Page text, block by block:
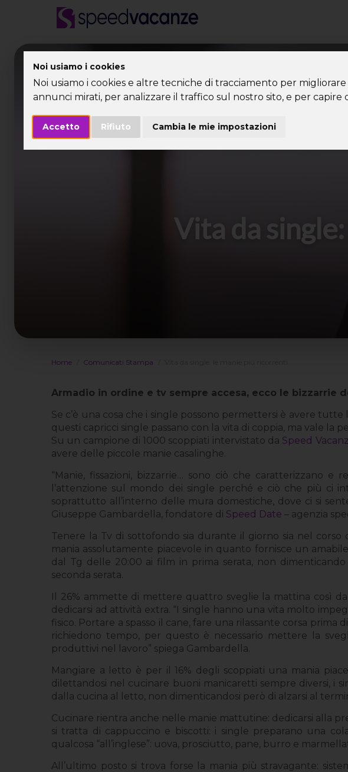
Noi usiamo i cookies
Noi usiamo i cookies e altre tecniche di tracciamento per
annunci mirati, per analizzare il traffico sul nostro sito, e per capire
Accetto Rifiuto Cambia le mie impostazioni
Vita da
Home Comunicati Stampa
Armadio in ordine e tv sempre accesa, ecco le bizzarrie
Se c’è una cosa che i single possono permettersi è avere
questi capricci single passano con la vita di coppia, ma vale la
Su un campione di 1000 scoppiati intervistato da Speed
avere delle piccole manie casalinghe.
“Manie, fissazioni, bizzarrie… sono ciò che caratterizzano
l’attenzione sul mondo dei single perché e ciò che più ci
soprattutto all’interno delle mura domestiche, dove ci si
Giuseppe Gambardella, fondatore di Speed Date – agenzia
Tenere la Tv di sottofondo sia durante il giorno sia nel
mania assolutamente piacevole in quanto fornisce un
dal Tg delle 20:00 ai film in prima serata, non
seconda serata.
Il 26% ammette di mettere quattro sveglie la mattina così
dedicarsi ad attività extra. “I single hanno una vita molto
fisico. Portare a spasso il cane, fare una rilassante corsa
richiedono tempo, per questo è necessario mettere la
produttivi nel lavoro” spiega Gambardella.
Mangiare a letto è per il 16% degli scoppiati una mania
dilettandosi nel cucinare buoni manicaretti sempre diversi, i
dalla cucina al letto, non dimenticandosi però di alzarsi al
Cucinare rientra anche nelle manie mattutine: dedicarsi alla
si tratta di cappuccino e biscotti: i single preparano una
qualcosa “all’inglese”: uova, prosciutto, pane, burro e
All’ultimo posto si trova forse la mania più stravagante: